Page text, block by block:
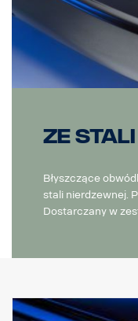
Ze
Błyszczące
stali nierdzewnej.
Dostarczany w